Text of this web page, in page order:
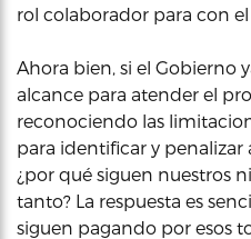
rol colaborador para con
Ahora bien, si el Gobierno
alcance para atender el
reconociendo las
para identificar y
¿por qué siguen nuestros
tanto? La respuesta es
siguen pagando por esos